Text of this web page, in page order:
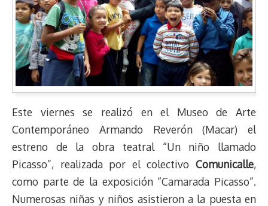
Este viernes se realizó en el Museo de Arte
Contemporáneo Armando Reverón (Macar) el
estreno de la obra teatral “Un niño llamado
Picasso”, realizada por el colectivo Comunicalle,
como parte de la exposición “Camarada Picasso”.
Numerosas niñas y niños asistieron a la puesta en